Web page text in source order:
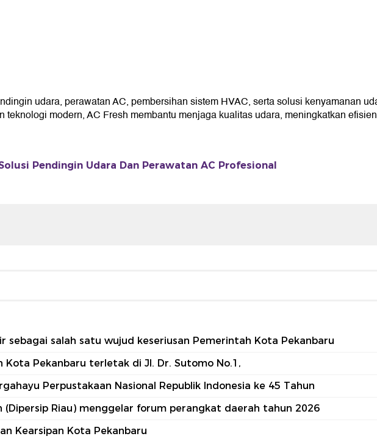
udara, perawatan AC, pembersihan sistem HVAC, serta solusi kenyamanan
modern, AC Fresh membantu menjaga kualitas udara, meningkatkan
Pendingin Udara Dan Perawatan AC Profesional
sebagai salah satu wujud keseriusan Pemerintah Kota Pekanbaru
Kota Pekanbaru terletak di Jl. Dr. Sutomo No.1,
Perpustakaan Nasional Republik Indonesia ke 45 Tahun
(Dipersip Riau) menggelar forum perangkat daerah tahun 2026
Kearsipan Kota Pekanbaru